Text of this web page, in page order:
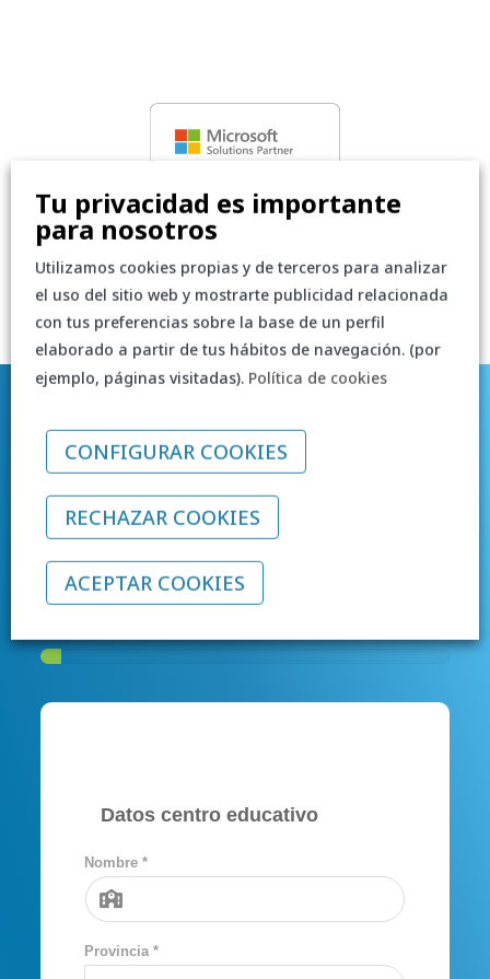
¿Quieres implementar
Copilot en tu centro?
Te ayudamos a evaluar necesidades, activar
licencias y formar a tus equipos.
Datos centro educativo
Nombre *
Provincia *
Tu privacidad es importante
para nosotros
Utilizamos cookies propias y de terceros para analizar
el uso del sitio web y mostrarte publicidad relacionada
con tus preferencias sobre la base de un perfil
elaborado a partir de tus hábitos de navegación. (por
ejemplo, páginas visitadas). Política de cookies
CONFIGURAR COOKIES
RECHAZAR COOKIES
ACEPTAR COOKIES